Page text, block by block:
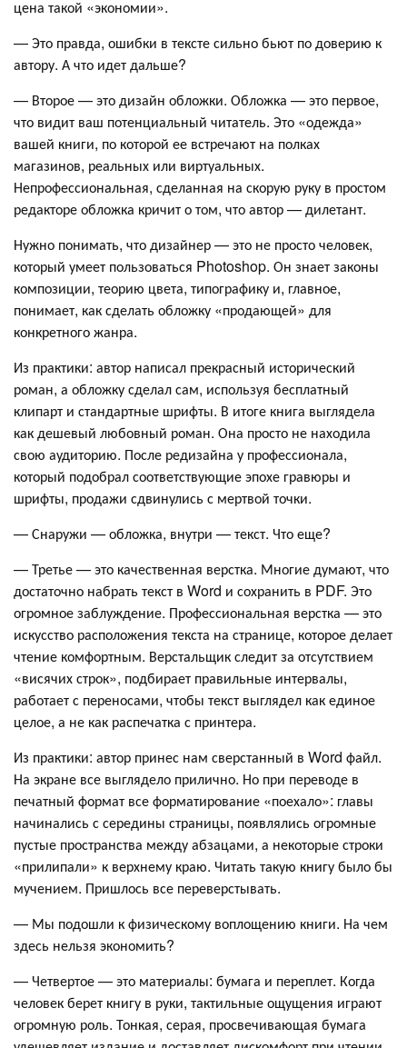
цена такой «экономии».
— Это правда, ошибки в тексте сильно бьют по доверию к
автору. А что идет дальше?
— Второе — это дизайн обложки. Обложка — это первое,
что видит ваш потенциальный читатель. Это «одежда»
вашей книги, по которой ее встречают на полках
магазинов, реальных или виртуальных.
Непрофессиональная, сделанная на скорую руку в простом
редакторе обложка кричит о том, что автор — дилетант.
Нужно понимать, что дизайнер — это не просто человек,
который умеет пользоваться Photoshop. Он знает законы
композиции, теорию цвета, типографику и, главное,
понимает, как сделать обложку «продающей» для
конкретного жанра.
Из практики: автор написал прекрасный исторический
роман, а обложку сделал сам, используя бесплатный
клипарт и стандартные шрифты. В итоге книга выглядела
как дешевый любовный роман. Она просто не находила
свою аудиторию. После редизайна у профессионала,
который подобрал соответствующие эпохе гравюры и
шрифты, продажи сдвинулись с мертвой точки.
— Снаружи — обложка, внутри — текст. Что еще?
— Третье — это качественная верстка. Многие думают, что
достаточно набрать текст в Word и сохранить в PDF. Это
огромное заблуждение. Профессиональная верстка — это
искусство расположения текста на странице, которое делает
чтение комфортным. Верстальщик следит за отсутствием
«висячих строк», подбирает правильные интервалы,
работает с переносами, чтобы текст выглядел как единое
целое, а не как распечатка с принтера.
Из практики: автор принес нам сверстанный в Word файл.
На экране все выглядело прилично. Но при переводе в
печатный формат все форматирование «поехало»: главы
начинались с середины страницы, появлялись огромные
пустые пространства между абзацами, а некоторые строки
«прилипали» к верхнему краю. Читать такую книгу было бы
мучением. Пришлось все переверстывать.
— Мы подошли к физическому воплощению книги. На чем
здесь нельзя экономить?
— Четвертое — это материалы: бумага и переплет. Когда
человек берет книгу в руки, тактильные ощущения играют
огромную роль. Тонкая, серая, просвечивающая бумага